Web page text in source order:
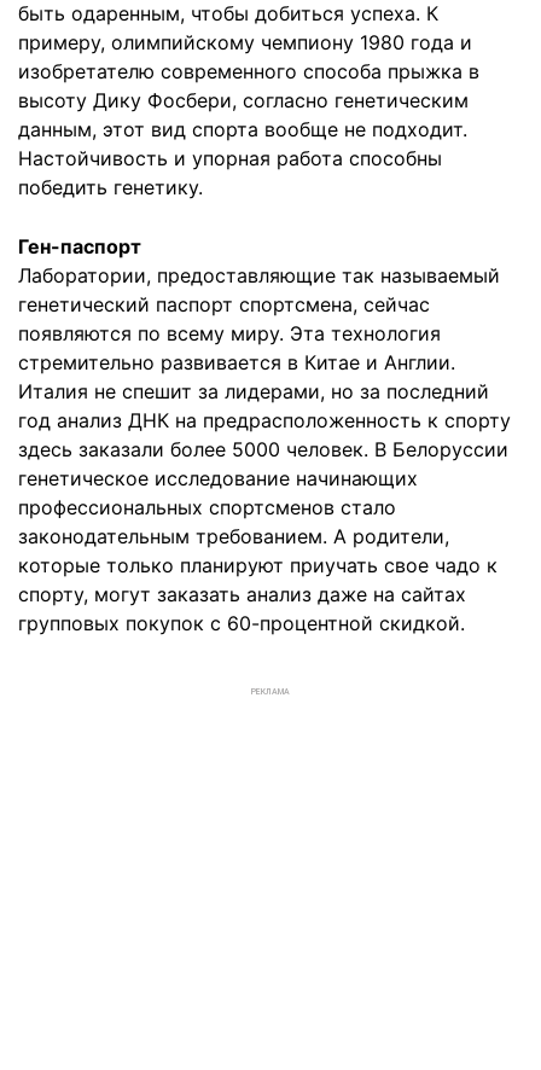
быть одаренным, чтобы добиться успеха. К
примеру, олимпийскому чемпиону 1980 года и
изобретателю современного способа прыжка в
высоту Дику Фосбери, согласно генетическим
данным, этот вид спорта вообще не подходит.
Настойчивость и упорная работа способны
победить генетику.
Ген-паспорт
Лаборатории, предоставляющие так называемый
генетический паспорт спортсмена, сейчас
появляются по всему миру. Эта технология
стремительно развивается в Китае и Англии.
Италия не спешит за лидерами, но за последний
год анализ ДНК на предрасположенность к спорту
здесь заказали более 5000 человек. В Белоруссии
генетическое исследование начинающих
профессиональных спортсменов стало
законодательным требованием. А родители,
которые только планируют приучать свое чадо к
спорту, могут заказать анализ даже на сайтах
групповых покупок с 60-процентной скидкой.
РЕКЛАМА